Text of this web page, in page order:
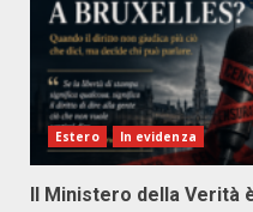
Estero In evidenza
Il Ministero della Verità